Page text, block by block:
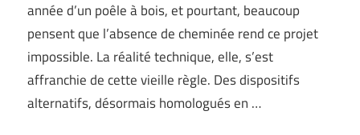
année d’un poêle à bois, et pourtant, beaucoup
pensent que l’absence de cheminée rend ce projet
impossible. La réalité technique, elle, s’est
affranchie de cette vieille règle. Des dispositifs
alternatifs, désormais homologués en …